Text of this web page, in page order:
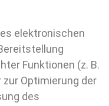
elektronischen
Funktionen (z. B.
Optimierung der
des